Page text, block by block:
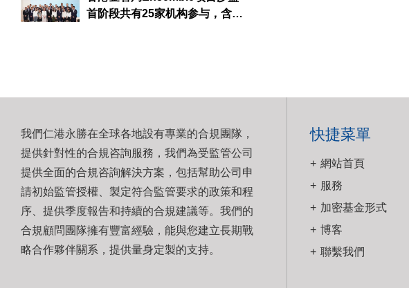
首阶段共有25家机构参与，含汇
我們仁港永勝在全球各地設有專業的合規團隊，
提供針對性的合規咨詢服務，我們為受監管公司
提供全面的合規咨詢解決方案，包括幫助公司申
請初始監管授權、製定符合監管要求的政策和程
序、提供季度報告和持續的合規建議等。我們的
合規顧問團隊擁有豐富經驗，能與您建立長期戰
略合作夥伴關系，提供量身定製的支持。
快捷菜單
網站首頁
服務
加密基金形式
博客
聯繫我們